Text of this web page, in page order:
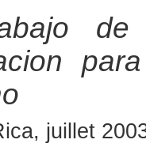
de
juillet